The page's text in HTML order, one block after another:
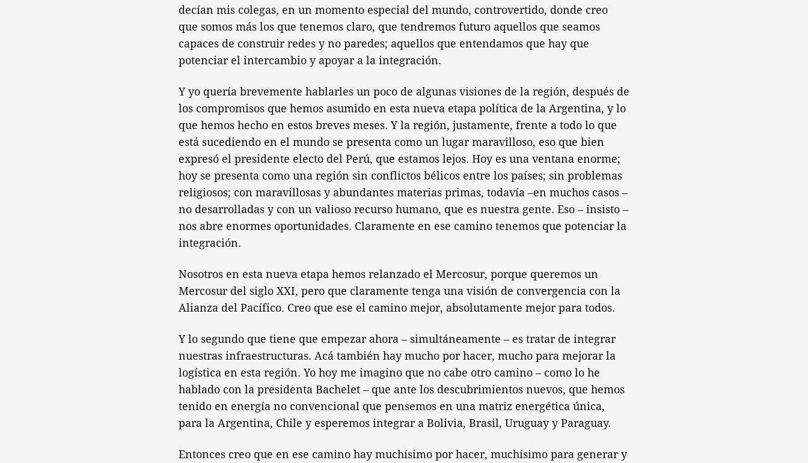
decían mis colegas, en un momento especial del mundo, controvertido, donde creo
que somos más los que tenemos claro, que tendremos futuro aquellos que seamos
capaces de construir redes y no paredes; aquellos que entendamos que hay que
potenciar el intercambio y apoyar a la integración.
Y yo quería brevemente hablarles un poco de algunas visiones de la región, después de
los compromisos que hemos asumido en esta nueva etapa política de la Argentina, y lo
que hemos hecho en estos breves meses. Y la región, justamente, frente a todo lo que
está sucediendo en el mundo se presenta como un lugar maravilloso, eso que bien
expresó el presidente electo del Perú, que estamos lejos. Hoy es una ventana enorme;
hoy se presenta como una región sin conflictos bélicos entre los países; sin problemas
religiosos; con maravillosas y abundantes materias primas, todavía –en muchos casos –
no desarrolladas y con un valioso recurso humano, que es nuestra gente. Eso – insisto –
nos abre enormes oportunidades. Claramente en ese camino tenemos que potenciar la
integración.
Nosotros en esta nueva etapa hemos relanzado el Mercosur, porque queremos un
Mercosur del siglo XXI, pero que claramente tenga una visión de convergencia con la
Alianza del Pacífico. Creo que ese el camino mejor, absolutamente mejor para todos.
Y lo segundo que tiene que empezar ahora – simultáneamente – es tratar de integrar
nuestras infraestructuras. Acá también hay mucho por hacer, mucho para mejorar la
logística en esta región. Yo hoy me imagino que no cabe otro camino – como lo he
hablado con la presidenta Bachelet – que ante los descubrimientos nuevos, que hemos
tenido en energía no convencional que pensemos en una matriz energética única,
para la Argentina, Chile y esperemos integrar a Bolivia, Brasil, Uruguay y Paraguay.
Entonces creo que en ese camino hay muchísimo por hacer, muchísimo para generar y